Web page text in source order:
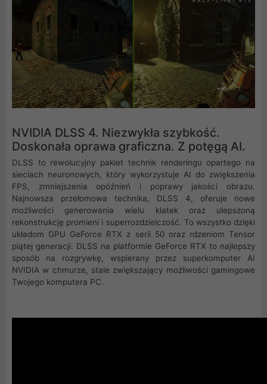
NVIDIA DLSS 4. Niezwykła szybkość.
Doskonała oprawa graficzna. Z potęgą AI.
DLSS to rewolucyjny pakiet technik renderingu opartego na
sieciach neuronowych, który wykorzystuje AI do zwiększenia
FPS, zmniejszenia opóźnień i poprawy jakości obrazu.
‌Najnowsza przełomowa technika, DLSS 4, oferuje nowe
możliwości generowania wielu klatek oraz ulepszoną
rekonstrukcję promieni i superrozdzielczość. To wszystko dzięki
układom GPU GeForce RTX z serii 50 oraz rdzeniom Tensor
piątej generacji. DLSS na platformie GeForce RTX to najlepszy
sposób na rozgrywkę, wspierany przez superkomputer AI
NVIDIA w chmurze, stale zwiększający możliwości gamingowe
Twojego komputera PC.